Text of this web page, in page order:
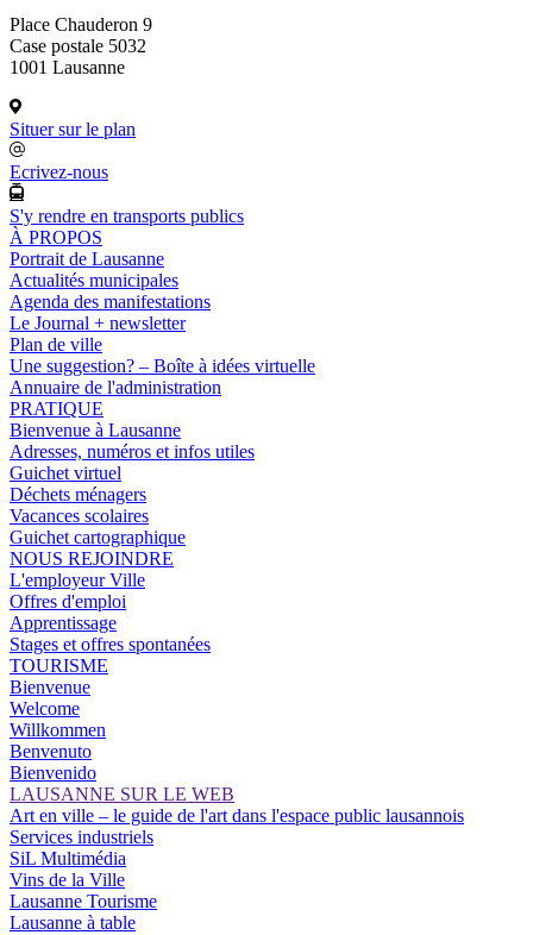
Place Chauderon 9
Case postale 5032
1001 Lausanne
Situer sur le plan
Ecrivez-nous
S'y rendre en transports publics
À PROPOS
Portrait de Lausanne
Actualités municipales
Agenda des manifestations
Le Journal + newsletter
Plan de ville
Une suggestion? – Boîte à idées virtuelle
Annuaire de l'administration
PRATIQUE
Bienvenue à Lausanne
Adresses, numéros et infos utiles
Guichet virtuel
Déchets ménagers
Vacances scolaires
Guichet cartographique
NOUS REJOINDRE
L'employeur Ville
Offres d'emploi
Apprentissage
Stages et offres spontanées
TOURISME
Bienvenue
Welcome
Willkommen
Benvenuto
Bienvenido
LAUSANNE SUR LE WEB
Art en ville – le guide de l'art dans l'espace public lausannois
Services industriels
SiL Multimédia
Vins de la Ville
Lausanne Tourisme
Lausanne à table